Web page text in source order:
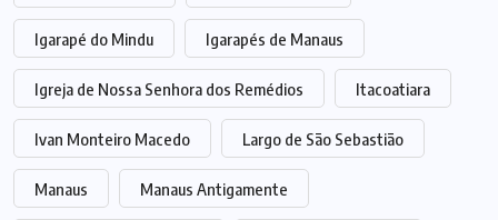
Igarapé do Mindu Igarapés de Manaus
Igreja de Nossa Senhora dos Remédios Itacoatiara
Ivan Monteiro Macedo Largo de São Sebastião
Manaus Manaus Antigamente